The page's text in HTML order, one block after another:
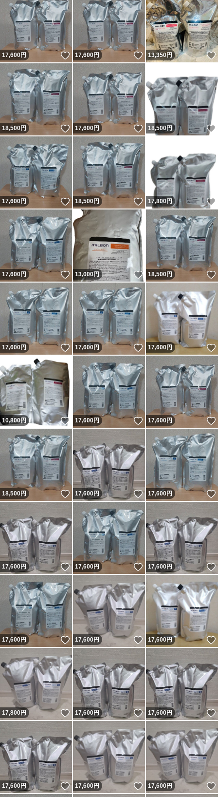
17,600円 いいね！
17,600円 いいね！
13,350円
18,500円 いいね！
17,600円 いいね！
18,500円
17,600円 いいね！
18,500円 いいね！
17,800円
17,600円 いいね！
13,000円 いいね！
18,500円
17,600円 いいね！
17,600円 いいね！
17,600円
10,800円 いいね！
17,600円 いいね！
17,600円
18,500円 いいね！
17,600円 いいね！
17,600円
17,600円 いいね！
17,600円 いいね！
17,600円
17,600円 いいね！
17,600円 いいね！
17,600円
17,800円 いいね！
17,600円 いいね！
17,600円
17,600円 いいね！
17,600円 いいね！
17,600円